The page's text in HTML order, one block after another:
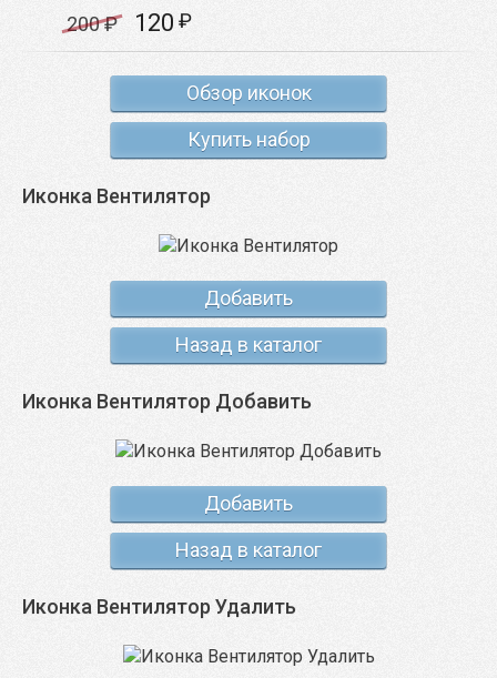
200₽ 120 ₽
Обзор иконок
Купить набор
Иконка Вентилятор
Добавить
Назад в каталог
Иконка Вентилятор Добавить
Добавить
Назад в каталог
Иконка Вентилятор Удалить